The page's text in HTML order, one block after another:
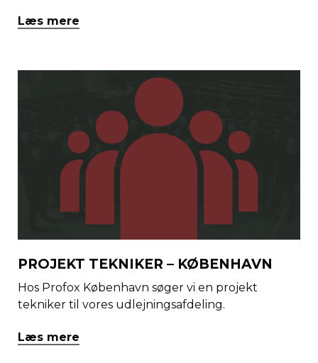
Læs mere
PROJEKT TEKNIKER – KØBENHAVN
Hos Profox København søger vi en projekt
tekniker til vores udlejningsafdeling.
Læs mere